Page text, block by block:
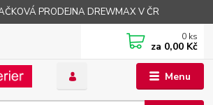
PRODEJNA DREWMAX V ČR
Menu
0 ks
za 0,00 Kč